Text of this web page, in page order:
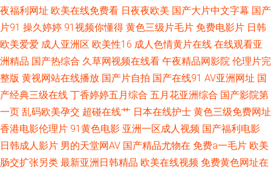
网站 美日韩色色 91最新在线视频 麻豆毛片在线看 91se激情 99青草社区 精
品99草 五月天在线不卡 国产日韩 影音先锋AV成人片 久久网AB 影音先锋av
电影网站 大香蕉伊人av 天堂色情淫秽 久久草网站在线 51视频在线观看国产
天堂色色 成人超碰艹 91手机在线视频观看 91传媒国产在线观看 老司机夜间
伊人蜜桃av 欧亚A片 日韩城人网站 青青草大香蕉伊人av 日韩亚州50p 日韩
夜福利网址 欧美在线免费看 日夜夜欧美 国产大片中文字幕 国产
片91 操久婷婷 91视频你懂得 黄色三级片毛片 免费电影片 日韩
欧美爱爱 成人亚洲区 欧美性16 成人色情黄片在线 在线观看亚
洲精品 国产热综合 久草网视频在线看 午夜精品网影院 伦理片完
整版 黄视网站在线播放 国产片自拍 国产在线91 AV亚洲网址 国
产经典三级在线 丁香婷婷五月综合 五月花亚洲综合 国产影院第
一页 乱码欧美孕交 超碰在线艹 日本在线护士 黄色三级免费网址
香港电影伦理片 91黄色电影 亚洲一区成人视频 国产福利电影
日韩成人影片 男的天堂网AV 国产精品尤物在 免费a一毛片 欧美
肠交扩张另类 最新亚洲日韩精品 欧美在线视频 免费黄色网址在